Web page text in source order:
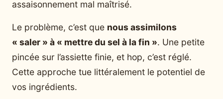
assaisonnement mal maîtrisé.
Le problème, c’est que nous assimilons
« saler » à « mettre du sel à la fin ». Une petite
pincée sur l’assiette finie, et hop, c’est réglé.
Cette approche tue littéralement le potentiel de
vos ingrédients.